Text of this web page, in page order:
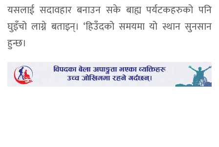
यसलाई सदावहार बनाउन सके बाह्य पर्यटकहरुको पनि
घुइँचो लाग्ने बताइन्। ‘हिउँदको समयमा यो स्थान सुनसान
हुन्छ।